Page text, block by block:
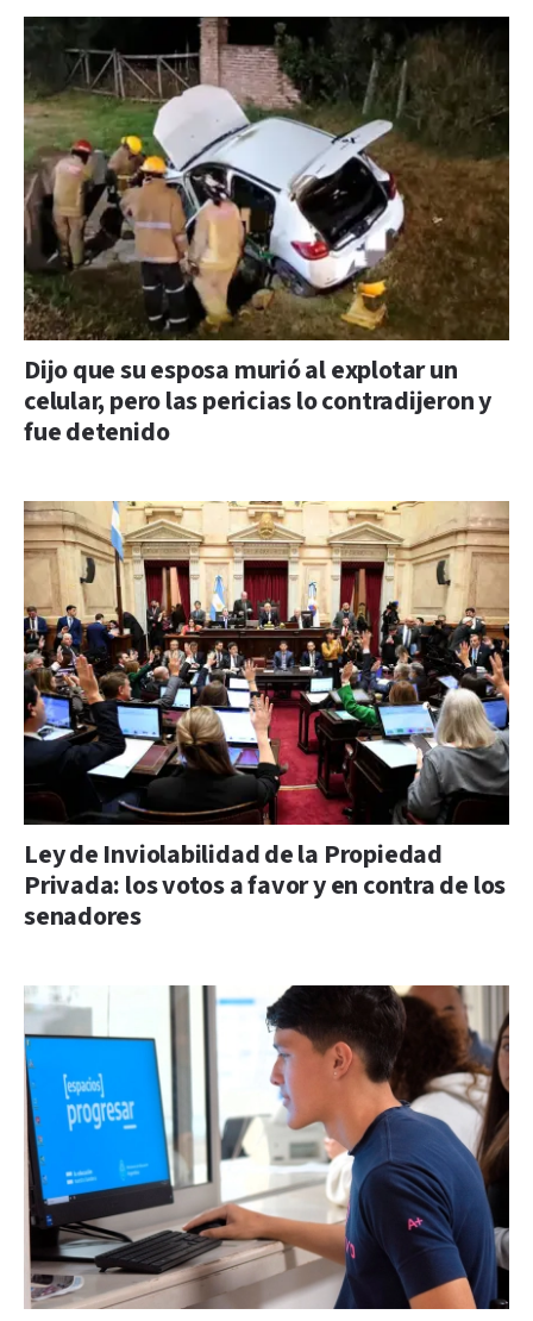
Dijo que su esposa murió al explotar un
celular, pero las pericias lo contradijeron y
fue detenido
Ley de Inviolabilidad de la Propiedad
Privada: los votos a favor y en contra de los
senadores